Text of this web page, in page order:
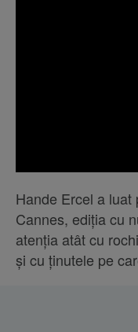
Hande Ercel a
Cannes, ediția cu
atenția atât cu
și cu ținutele pe